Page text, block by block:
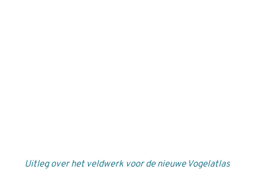
Uitleg over het veldwerk voor de nieuwe Vogelatlas